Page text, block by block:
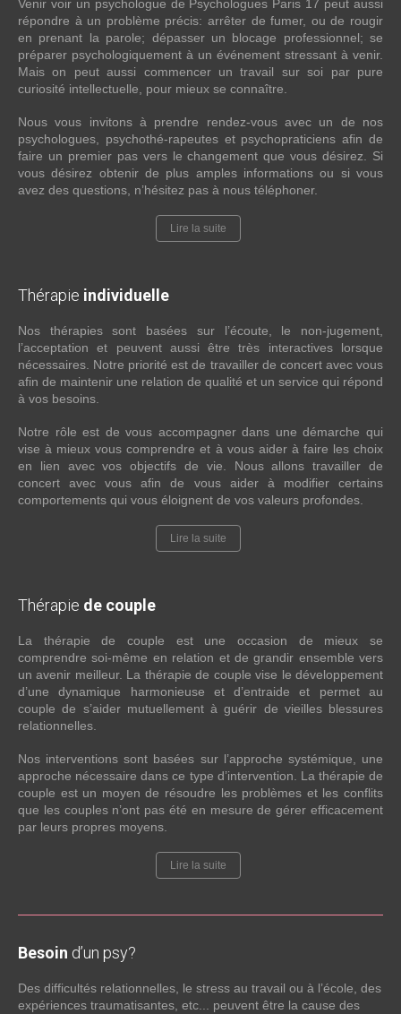
Venir voir un psychologue de Psychologues Paris 17 peut aussi
répondre à un problème précis: arrêter de fumer, ou de rougir
en prenant la parole; dépasser un blocage professionnel; se
préparer psychologiquement à un événement stressant à venir.
Mais on peut aussi commencer un travail sur soi par pure
curiosité intellectuelle, pour mieux se connaître.
Nous vous invitons à prendre rendez-vous avec un de nos
psychologues, psychothé-rapeutes et psychopraticiens afin de
faire un premier pas vers le changement que vous désirez. Si
vous désirez obtenir de plus amples informations ou si vous
avez des questions, n’hésitez pas à nous téléphoner.
Lire la suite
Thérapie individuelle
Nos thérapies sont basées sur l’écoute, le non-jugement,
l’acceptation et peuvent aussi être très interactives lorsque
nécessaires. Notre priorité est de travailler de concert avec vous
afin de maintenir une relation de qualité et un service qui répond
à vos besoins.
Notre rôle est de vous accompagner dans une démarche qui
vise à mieux vous comprendre et à vous aider à faire les choix
en lien avec vos objectifs de vie. Nous allons travailler de
concert avec vous afin de vous aider à modifier certains
comportements qui vous éloignent de vos valeurs profondes.
Lire la suite
Thérapie de couple
La thérapie de couple est une occasion de mieux se
comprendre soi-même en relation et de grandir ensemble vers
un avenir meilleur. La thérapie de couple vise le développement
d’une dynamique harmonieuse et d’entraide et permet au
couple de s’aider mutuellement à guérir de vieilles blessures
relationnelles.
Nos interventions sont basées sur l’approche systémique, une
approche nécessaire dans ce type d’intervention. La thérapie de
couple est un moyen de résoudre les problèmes et les conflits
que les couples n’ont pas été en mesure de gérer efficacement
par leurs propres moyens.
Lire la suite
Besoin d’un psy?
Des difficultés relationnelles, le stress au travail ou à l’école, des
expériences traumatisantes, etc... peuvent être la cause des